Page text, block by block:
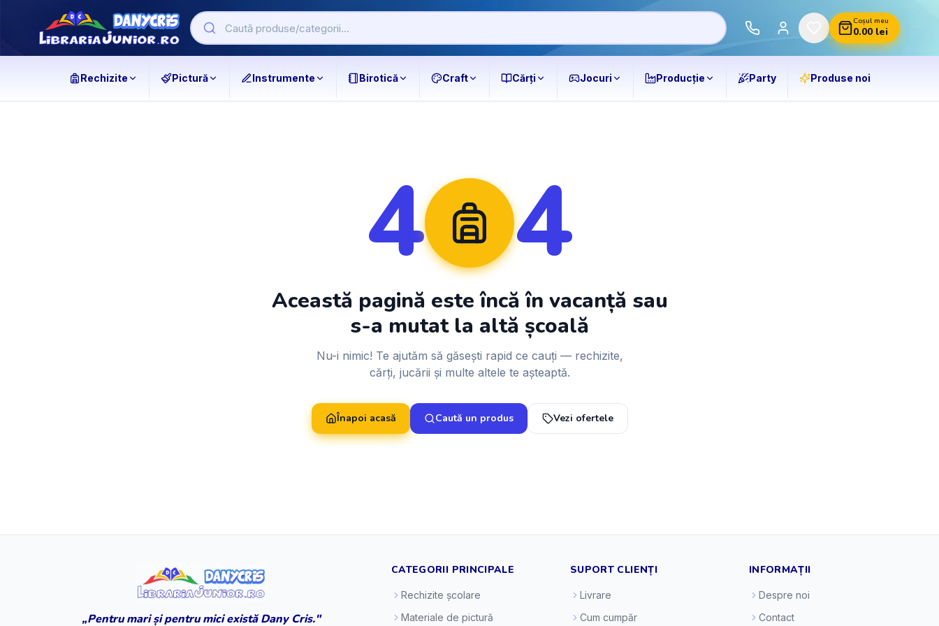
Coșul meu
0.00lei
Rechizite Pictură Instrumente Birotică Craft Cărți Jocuri Producție Party Produse noi
4 4
Această pagină este încă în vacanță sau
s-a mutat la altă școală
Nu-i nimic! Te ajutăm să găsești rapid ce cauți — rechizite,
cărți, jucării și multe altele te așteaptă.
Înapoi acasă Caută un produs Vezi ofertele
„Pentru mari și pentru mici există Dany Cris."
CATEGORII PRINCIPALE
Rechizite școlare
Materiale de pictură
SUPORT CLIENȚI
Livrare
Cum cumpăr
INFORMAȚII
Despre noi
Contact